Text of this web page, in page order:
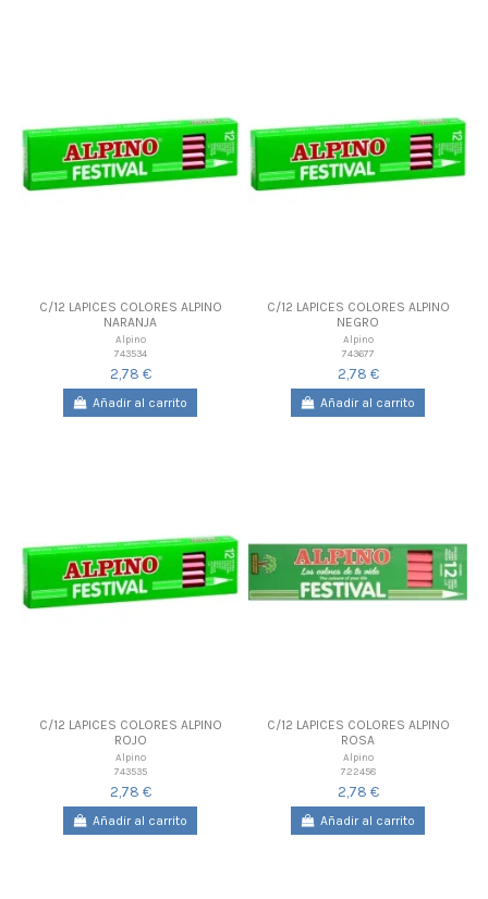
C/12 LAPICES COLORES ALPINO
NARANJA
Alpino
743534
2,78 €
Añadir al carrito
C/12 LAPICES COLORES ALPINO
NEGRO
Alpino
743677
2,78 €
Añadir al carrito
C/12 LAPICES COLORES ALPINO
ROJO
Alpino
743535
2,78 €
Añadir al carrito
C/12 LAPICES COLORES ALPINO
ROSA
Alpino
722458
2,78 €
Añadir al carrito